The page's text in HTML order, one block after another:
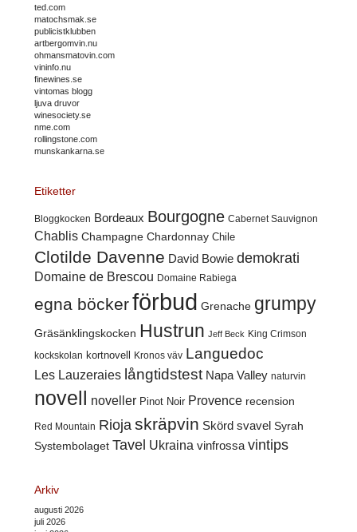
ted.com
matochsmak.se
publicistklubben
artbergomvin.nu
ohmansmatovin.com
vininfo.nu
finewines.se
vintomas blogg
ljuva druvor
winesociety.se
nme.com
rollingstone.com
munskankarna.se
Etiketter
Bloggkocken Bordeaux Bourgogne Cabernet Sauvignon
Chablis Champagne Chardonnay Chile
Clotilde Davenne David Bowie demokrati
Domaine de Brescou Domaine Rabiega
egna böckerförbud Grenache grumpy
Gräsänklingskocken Hustrun Jeff Beck King Crimson
kockskolan kortnovell Kronos väv Languedoc
Les Lauzeraies långtidstest Napa Valley naturvin
novell noveller Pinot Noir Provence recension
Red Mountain Rioja skräpvin Skörd svavel Syrah
Systembolaget Tavel Ukraina vinfrossa vintips
Arkiv
augusti 2026
juli 2026